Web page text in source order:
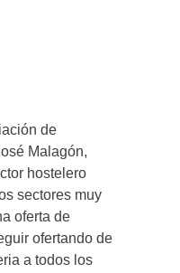
de
Malagón,
hostelero
sectores muy
oferta de
ofertando de
a todos los